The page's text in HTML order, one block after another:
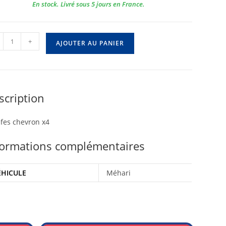
En stock. Livré sous 5 jours en France.
+ AJOUTER AU PANIER
chevron x4
complémentaires
Méhari